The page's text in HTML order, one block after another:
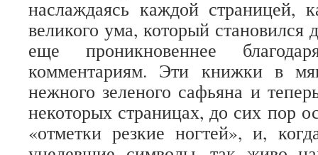
наслаждаясь каждой страницей,
великого ума, который становился
еще проникновеннее
комментариям. Эти книжки в
нежного зеленого сафьяна и
некоторых страницах, до сих пор
«отметки резкие ногтей», и,